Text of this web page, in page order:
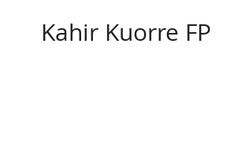
Kahir Kuorre FP